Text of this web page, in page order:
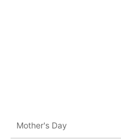
Mother's Day